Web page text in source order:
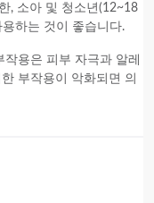
, 소아 및 청소년(12~18
하는 것이 좋습니다.
용은 피부 자극과 알레
부작용이 악화되면 의